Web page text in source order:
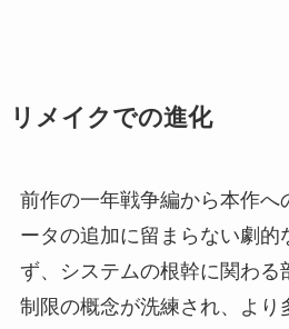
リメイクでの進化
前作の一年戦争編から本作へ
ータの追加に留まらない劇的
ず、システムの根幹に関わる
制限の概念が洗練され、より